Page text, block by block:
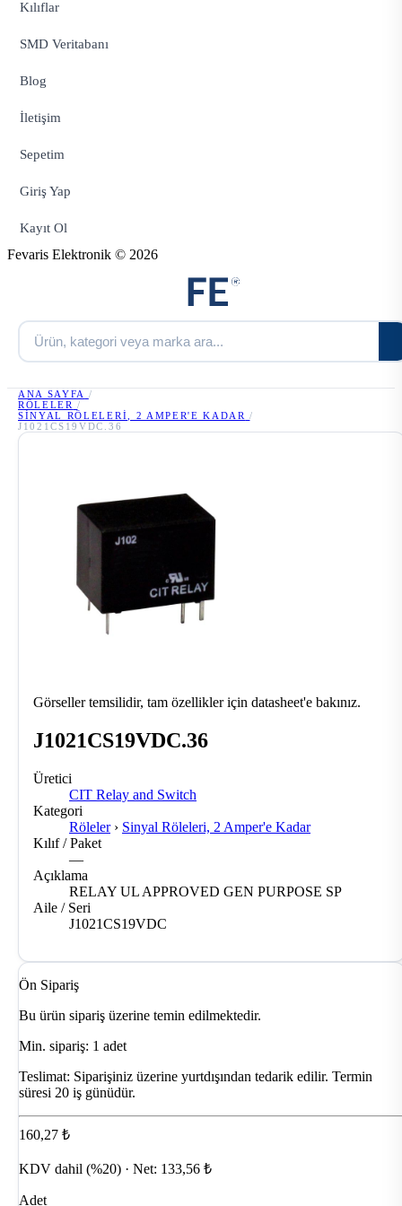
Kılıflar
SMD Veritabanı
Blog
İletişim
Sepetim
Giriş Yap
Kayıt Ol
Fevaris Elektronik © 2026
ANA SAYFA /
RÖLELER
/
SINYAL RÖLELERI, 2 AMPER'E KADAR
/
J1021CS19VDC.36
Görseller temsilidir, tam özellikler için datasheet'e bakınız.
J1021CS19VDC.36
Üretici
CIT Relay and Switch
Kategori
Röleler › Sinyal Röleleri, 2 Amper'e Kadar
Kılıf / Paket
—
Açıklama
RELAY UL APPROVED GEN PURPOSE SP
Aile / Seri
J1021CS19VDC
Ön Sipariş
Bu ürün sipariş üzerine temin edilmektedir.
Min. sipariş: 1 adet
Teslimat: Siparişiniz üzerine yurtdışından tedarik edilir. Termin
süresi 20 iş günüdür.
160,27 ₺
KDV dahil (%20) · Net: 133,56 ₺
Adet